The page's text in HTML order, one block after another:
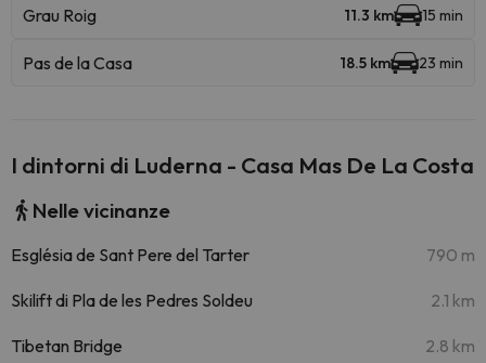
Grau Roig 11.3 km 15 min
Pas de la Casa 18.5 km 23 min
I dintorni di Luderna - Casa Mas De La Costa
Nelle vicinanze
Església de Sant Pere del Tarter 790 m
Skilift di Pla de les Pedres Soldeu 2.1 km
Tibetan Bridge 2.8 km